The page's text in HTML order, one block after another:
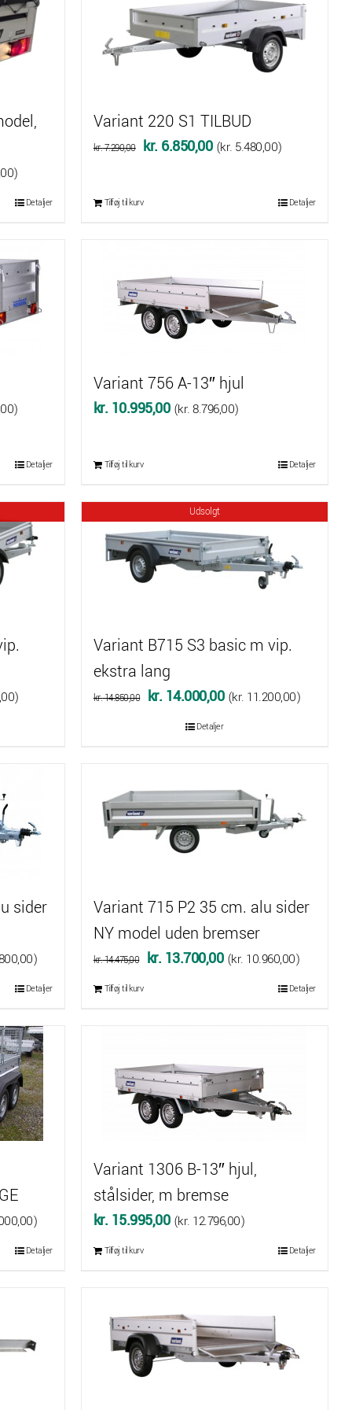
)
Detaljer
Variant 220 S1 TILBUD
kr.7.290,00
Den
kr. 6.850,00Den
(kr. 5.480,00)
Tilføj til kurv Detaljer
)
Detaljer
Variant 756 A-13″ hjul
kr. 10.995,00 (kr.8.796,00)
Tilføj til kurv Detaljer
)
Udsolgt
Variant B715 S3 basic m vip.
ekstra lang
kr.14.850,00
Den
oprindelige
kr. 14.850,00.
kr. 14.000,00Den
kr. 14.000,00.
(kr. 11.200,00)
Detaljer
sider
)
Detaljer
Variant 715 P2 35 cm. alu sider
NY model uden bremser
kr.14.475,00
Den
kr. 13.700,00Den
(kr. 10.960,00)
Tilføj til kurv Detaljer
)
Detaljer
Variant 1306 B-13″ hjul,
stålsider, m bremse
kr. 15.995,00 (kr. 12.796,00)
Tilføj til kurv Detaljer